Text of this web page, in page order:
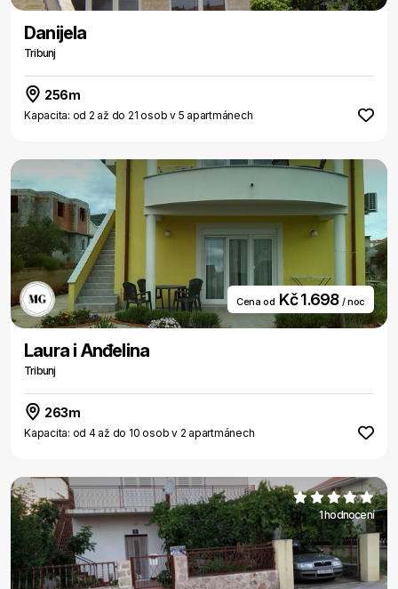
Danijela
Tribunj
256m
Kapacita: od 2 až do 21 osob v 5 apartmánech
Cena od Kč 1.698 / noc
Laura i Anđelina
Tribunj
263m
Kapacita: od 4 až do 10 osob v 2 apartmánech
1 hodnocení